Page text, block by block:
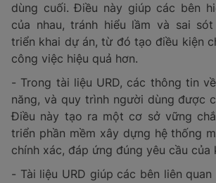
dùng cuối. Điều này giúp các bên
của nhau, tránh hiểu lầm và sai
triển khai dự án, từ đó tạo điều kiện
công việc hiệu quả hơn.
- Trong tài liệu URD, các thông tin
năng, và quy trình người dùng được
Điều này tạo ra một cơ sở vững
triển phần mềm xây dựng hệ thống
chính xác, đáp ứng đúng yêu cầu của
- Tài liệu URD giúp các bên liên